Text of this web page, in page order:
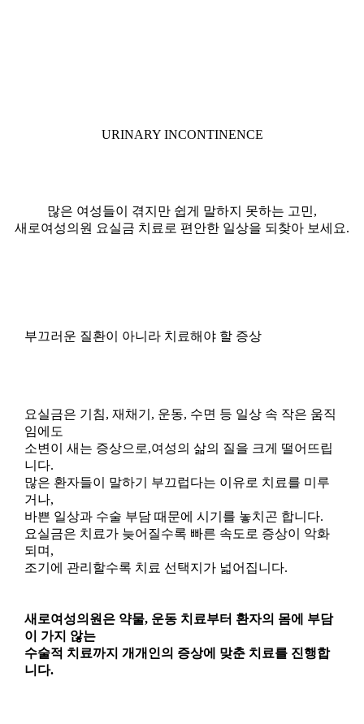
URINARY INCONTINENCE
많은 여성들이 겪지만 쉽게 말하지 못하는 고민,
새로여성의원 요실금 치료로 편안한 일상을 되찾아 보세요.
부끄러운 질환이 아니라 치료해야 할 증상
요실금은 기침, 재채기, 운동, 수면 등 일상 속 작은 움직
임에도
소변이 새는 증상으로,여성의 삶의 질을 크게 떨어뜨립
니다.
많은 환자들이 말하기 부끄럽다는 이유로 치료를 미루
거나,
바쁜 일상과 수술 부담 때문에 시기를 놓치곤 합니다.
요실금은 치료가 늦어질수록 빠른 속도로 증상이 악화
되며,
조기에 관리할수록 치료 선택지가 넓어집니다.
새로여성의원은 약물, 운동 치료부터 환자의 몸에 부담
이 가지 않는
수술적 치료까지 개개인의 증상에 맞춘 치료를 진행합
니다.